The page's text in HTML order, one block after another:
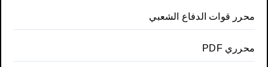
محرر قوات الدفاع الشعبي
محرري PDF